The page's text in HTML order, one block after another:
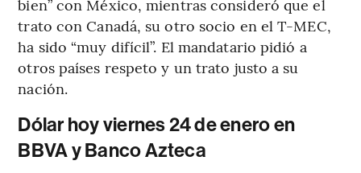
bien” con México, mientras consideró que el
trato con Canadá, su otro socio en el T-MEC,
ha sido “muy difícil”. El mandatario pidió a
otros países respeto y un trato justo a su
nación.
Dólar hoy viernes 24 de enero en
BBVA y Banco Azteca